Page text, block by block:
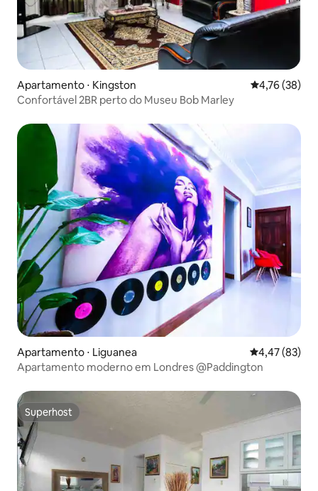
Apartamento ⋅ Kingston 4,76 de uma
4,76 (38)
Confortável 2BR perto do Museu Bob Marley
Apartamento ⋅ Liguanea 4,47 de uma
4,47 (83)
Apartamento moderno em Londres @Paddington
Superhost
Superhost